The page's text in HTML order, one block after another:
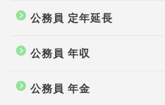
公務員 定年延長
公務員 年収
公務員 年金